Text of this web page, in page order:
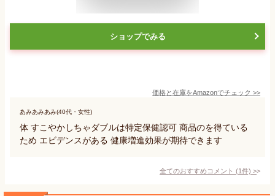
ショップでみる
価格と在庫をAmazonでチェック >>
あみあみあみ(40代・女性)
体 すこやかしちゃダブルは特定保健認可 商品のを得ている
ため エビデンスがある 健康増進効果が期待できます
全てのおすすめコメント (1件) >